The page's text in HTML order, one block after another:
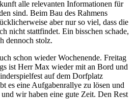
alle relevanten Informationen für
sind. Beim Bau des Rahmens
aber nur so viel, dass die
nicht stattfindet. Ein bisschen schade,
dennoch stolz.
schon wieder Wochenende. Freitag
ist Herr Max wieder mit an Bord und
auf dem Dorfplatz
es eine Aufgabenrallye zu lösen und
wir haben eine gute Zeit. Den Rest